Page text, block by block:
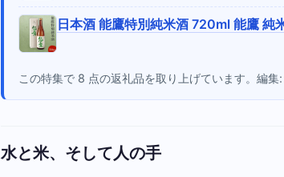
日本酒 能鷹特別純米酒 720ml 能鷹 純
この特集で 8 点の返礼品を取り上げています。編集:
水と米、そして人の手